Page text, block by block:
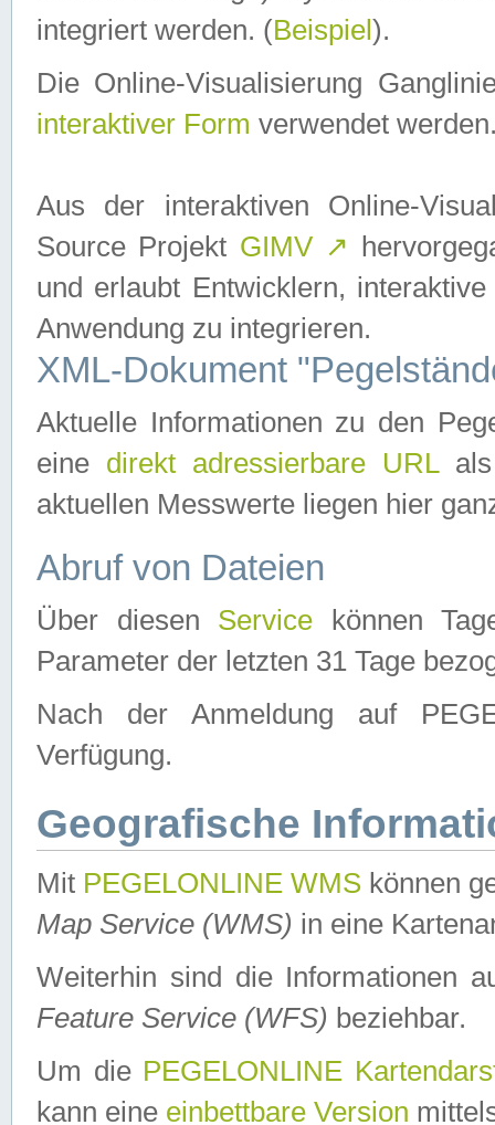
integriert werden. (Beispiel ).
Die Online-Visualisierung
interaktiver Form verwendet
Aus der interaktiven Online-
Source Projekt GIMV ↗
und erlaubt Entwicklern,
Anwendung zu integrieren.
XML-Dokument
Aktuelle Informationen zu den
eine direkt adressierbare URLals
aktuellen Messwerte liegen hier
Abruf von Dateien
Über diesen Service können
Parameter der letzten 31 Tage
Nach der Anmeldung auf
Verfügung.
Geografische
Mit PEGELONLINE WMS können
Map Service (WMS) in eine
Weiterhin sind die Informationen
Feature Service (WFS) beziehbar.
Um die PEGELONLINE
kann eine einbettbare Version